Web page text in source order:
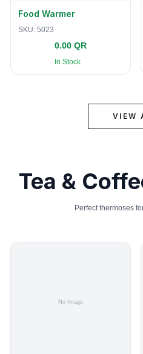
Food Warmer
SKU: 5023
0.00 QR
In Stock
VIEW
Tea &
Perfect thermoses